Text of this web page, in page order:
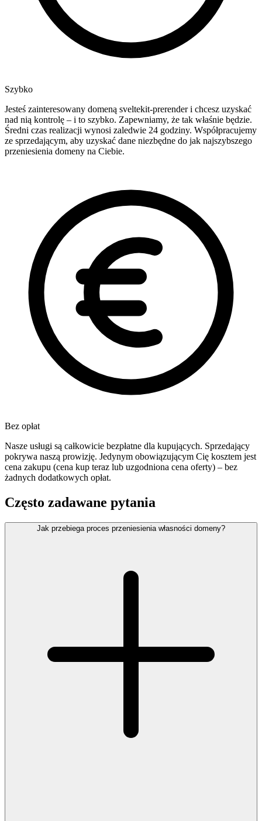
Szybko
Jesteś zainteresowany domeną sveltekit-prerender i chcesz uzyskać
nad nią kontrolę – i to szybko. Zapewniamy, że tak właśnie będzie.
Średni czas realizacji wynosi zaledwie 24 godziny. Współpracujemy
ze sprzedającym, aby uzyskać dane niezbędne do jak najszybszego
przeniesienia domeny na Ciebie.
Bez opłat
Nasze usługi są całkowicie bezpłatne dla kupujących. Sprzedający
pokrywa naszą prowizję. Jedynym obowiązującym Cię kosztem jest
cena zakupu (cena kup teraz lub uzgodniona cena oferty) – bez
żadnych dodatkowych opłat.
Często zadawane pytania
Jak przebiega proces przeniesienia własności domeny?